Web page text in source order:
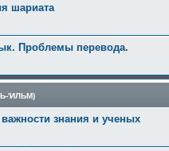
шариата
Проблемы перевода.
'ИЛЬМ)
знания и ученых